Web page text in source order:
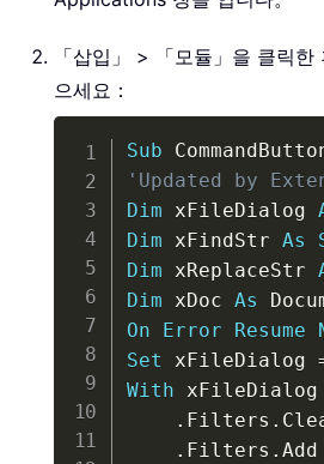
「삽입」 > 「모듈」을 클릭
으세요：
Sub
'Updated by
Dim xFileDialog
Dim xFindStr As
Dim xReplaceStr
Dim xDoc As
On
Error Resume
Set xFileDialog
With xFileDialog
. Filters .
. Filters . Add